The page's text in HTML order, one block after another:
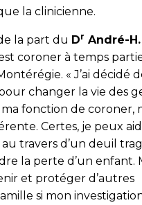
la clinicienne.
la part du Dr André-H.
coroner à temps
« J’ai décidé
changer la vie des
fonction de coroner,
Certes, je peux
travers d’un deuil
la perte d’un enfant.
et protéger d’autres
si mon